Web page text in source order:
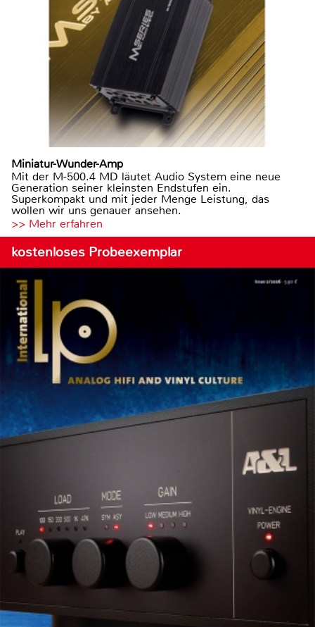
Miniatur-Wunder-Amp
Mit der M-500.4 MD läutet Audio System eine neue
Generation seiner kleinsten Endstufen ein.
Superkompakt und mit jeder Menge Leistung, das
wollen wir uns genauer ansehen.
>> Mehr erfahren
kostenloses Probeexemplar